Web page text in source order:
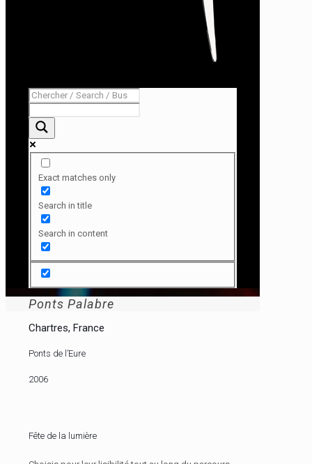
Exact matches only
Search in title
Search in content
Ponts Palabre
Chartres, France
Ponts de l’Eure
2006
Fête de la lumière